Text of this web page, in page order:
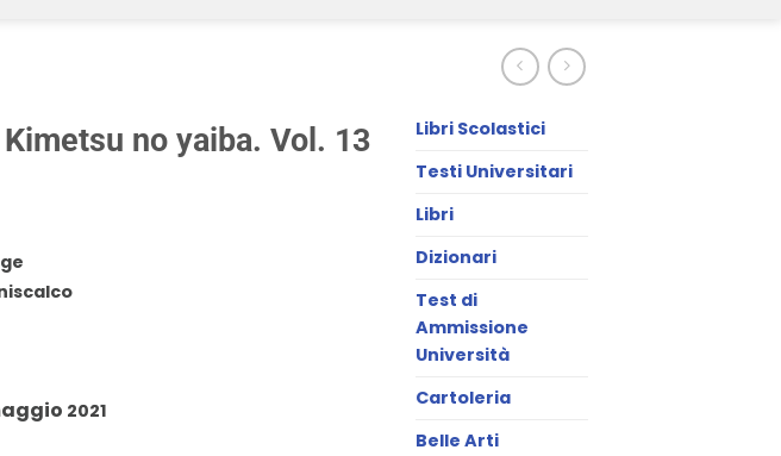
no yaiba. Vol. 13
2021
Libri Scolastici
Testi Universitari
Libri
Dizionari
Test di
Ammissione
Università
Cartoleria
Belle Arti